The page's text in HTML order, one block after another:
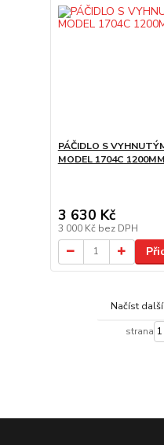
PÁČIDLO S
MODEL 1704C 1200MM
3 630 Kč
3 000 Kč bez DPH
Načíst
strana